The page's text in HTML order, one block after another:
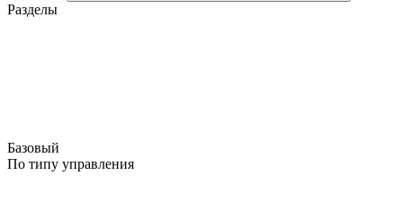
Разделы
Базовый
По типу управления